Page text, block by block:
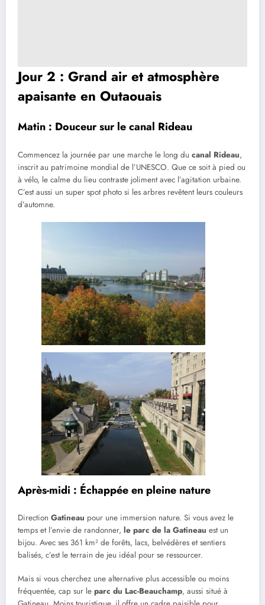
Jour 2 : Grand air et atmosphère
apaisante en Outaouais
Matin : Douceur sur le canal Rideau
Commencez la journée par une marche le long du canal Rideau,
inscrit au patrimoine mondial de l’UNESCO. Que ce soit à pied ou
à vélo, le calme du lieu contraste joliment avec l’agitation urbaine.
C’est aussi un super spot photo si les arbres revêtent leurs couleurs
d’automne.
Après-midi : Échappée en pleine nature
Direction Gatineau pour une immersion nature. Si vous avez le
temps et l’envie de randonner, le parc de la Gatineau est un
bijou. Avec ses 361 km² de forêts, lacs, belvédères et sentiers
balisés, c’est le terrain de jeu idéal pour se ressourcer.
Mais si vous cherchez une alternative plus accessible ou moins
fréquentée, cap sur le parc du Lac-Beauchamp, aussi situé à